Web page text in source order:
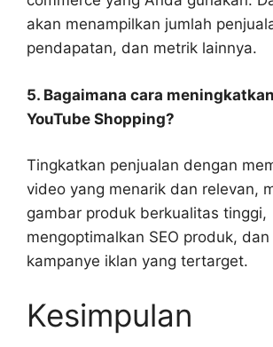
akan menampilkan jumlah
pendapatan, dan metrik lainnya.
5. Bagaimana cara
YouTube Shopping?
Tingkatkan penjualan dengan
video yang menarik dan relevan,
gambar produk berkualitas tinggi,
mengoptimalkan SEO produk,
kampanye iklan yang tertarget.
Kesimpulan